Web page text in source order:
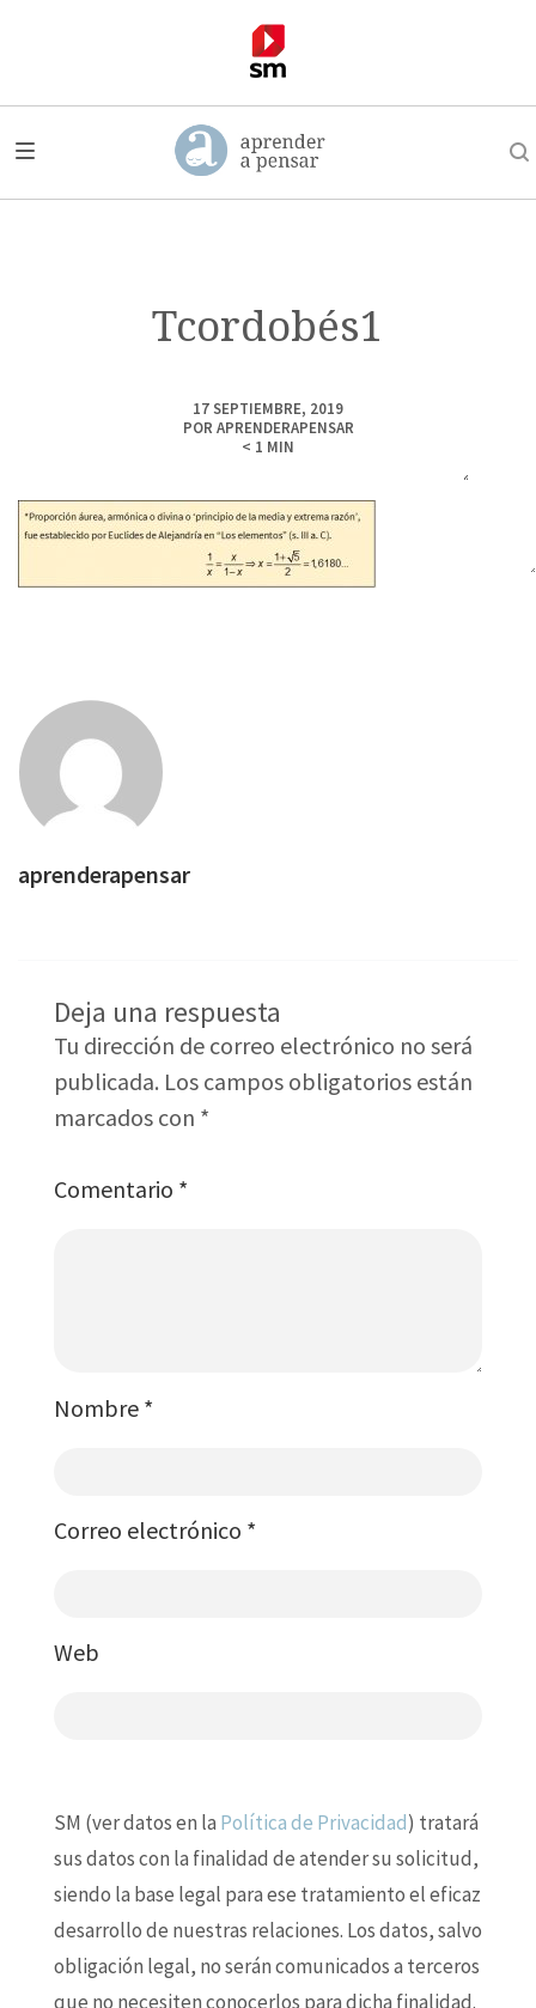
Tcordobés1
17 SEPTIEMBRE, 2019
POR APRENDERAPENSAR
< 1 MIN
aprenderapensar
Deja una respuesta
Tu dirección de correo electrónico no será
publicada. Los campos obligatorios están
marcados con *
Comentario *
Nombre *
Correo electrónico *
Web
SM (ver datos en la Política de Privacidad) tratará
sus datos con la finalidad de atender su solicitud,
siendo la base legal para ese tratamiento el eficaz
desarrollo de nuestras relaciones. Los datos, salvo
obligación legal, no serán comunicados a terceros
que no necesiten conocerlos para dicha finalidad.